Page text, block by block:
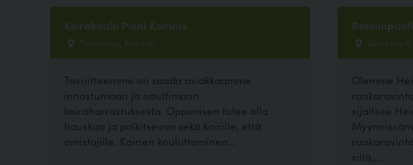
Koirakoulu Pieni Koiruus
Tattarisuo, Helsinki
Tavoitteemme on saada asiakkaamme
innostumaan ja nauttimaan
koiraharrastuksesta. Oppimisen tulee olla
hauskaa ja palkitsevaa sekä koirille, että
omistajille. Koirien kouluttaminen...
Ressunpuoti
Siltakatu
Olemme
sijaitsee
sillä,...